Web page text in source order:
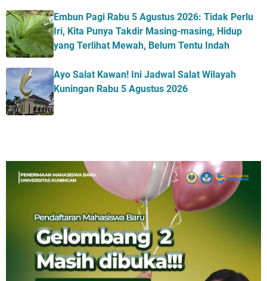
Embun Pagi Rabu 5 Agustus 2026: Tidak Perlu
Iri, Kita Punya Takdir Masing-masing, Hidup
yang Terlihat Mewah, Belum Tentu Indah
Ayo Salat Kawan! Ini Jadwal Salat Wilayah
Kuningan Rabu 5 Agustus 2026